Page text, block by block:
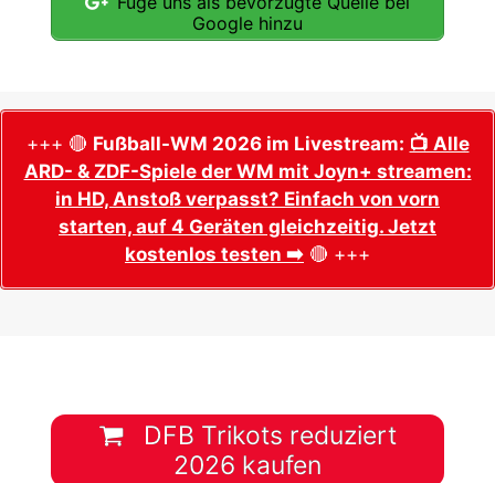
Google hinzu
+++ 🔴 Fußball-WM 2026 im Livestream: 📺 Alle
ARD- & ZDF-Spiele der WM mit Joyn+ streamen:
in HD, Anstoß verpasst? Einfach von vorn
starten, auf 4 Geräten gleichzeitig. Jetzt
kostenlos testen ➡️ 🔴 +++
DFB Trikots reduziert
2026 kaufen